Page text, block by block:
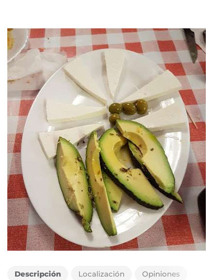
Descripción Localización Opiniones